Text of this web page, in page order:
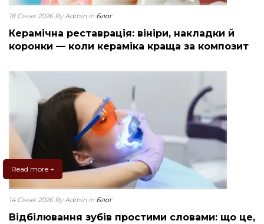
18 Січня 2026 By Admin in Блог
Керамічна реставрація: вініри, накладки й
коронки — коли кераміка краща за композит
Read more +
14 Січня 2026 By Admin in Блог
Відбілювання зубів простими словами: що це,